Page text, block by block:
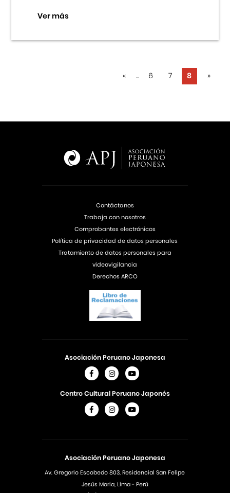
Ver más
« ... 6 7 8 »
Asociación Peruano Japonesa
Av. Gregorio Escobedo 803, Residencial San Felipe
Jesús Maria, Lima - Perú
Asociación Peruano Japonesa
Centro Cultural Peruano Japonés
Contáctanos
Trabaja con nosotros
Comprobantes electrónicos
Política de privacidad de datos personales
Tratamiento de datos personales para
videovigilancia
Derechos ARCO